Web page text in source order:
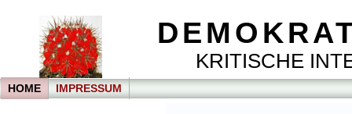
KRITISCHE
HOME IMPRESSUM